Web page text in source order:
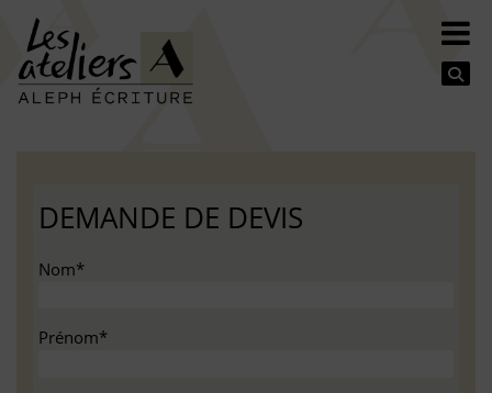
DEMANDE DE DEVIS
Nom*
Prénom*